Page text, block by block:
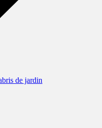
de jardin